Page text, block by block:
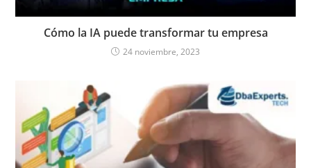
Cómo la IA puede transformar tu empresa
24 noviembre, 2023